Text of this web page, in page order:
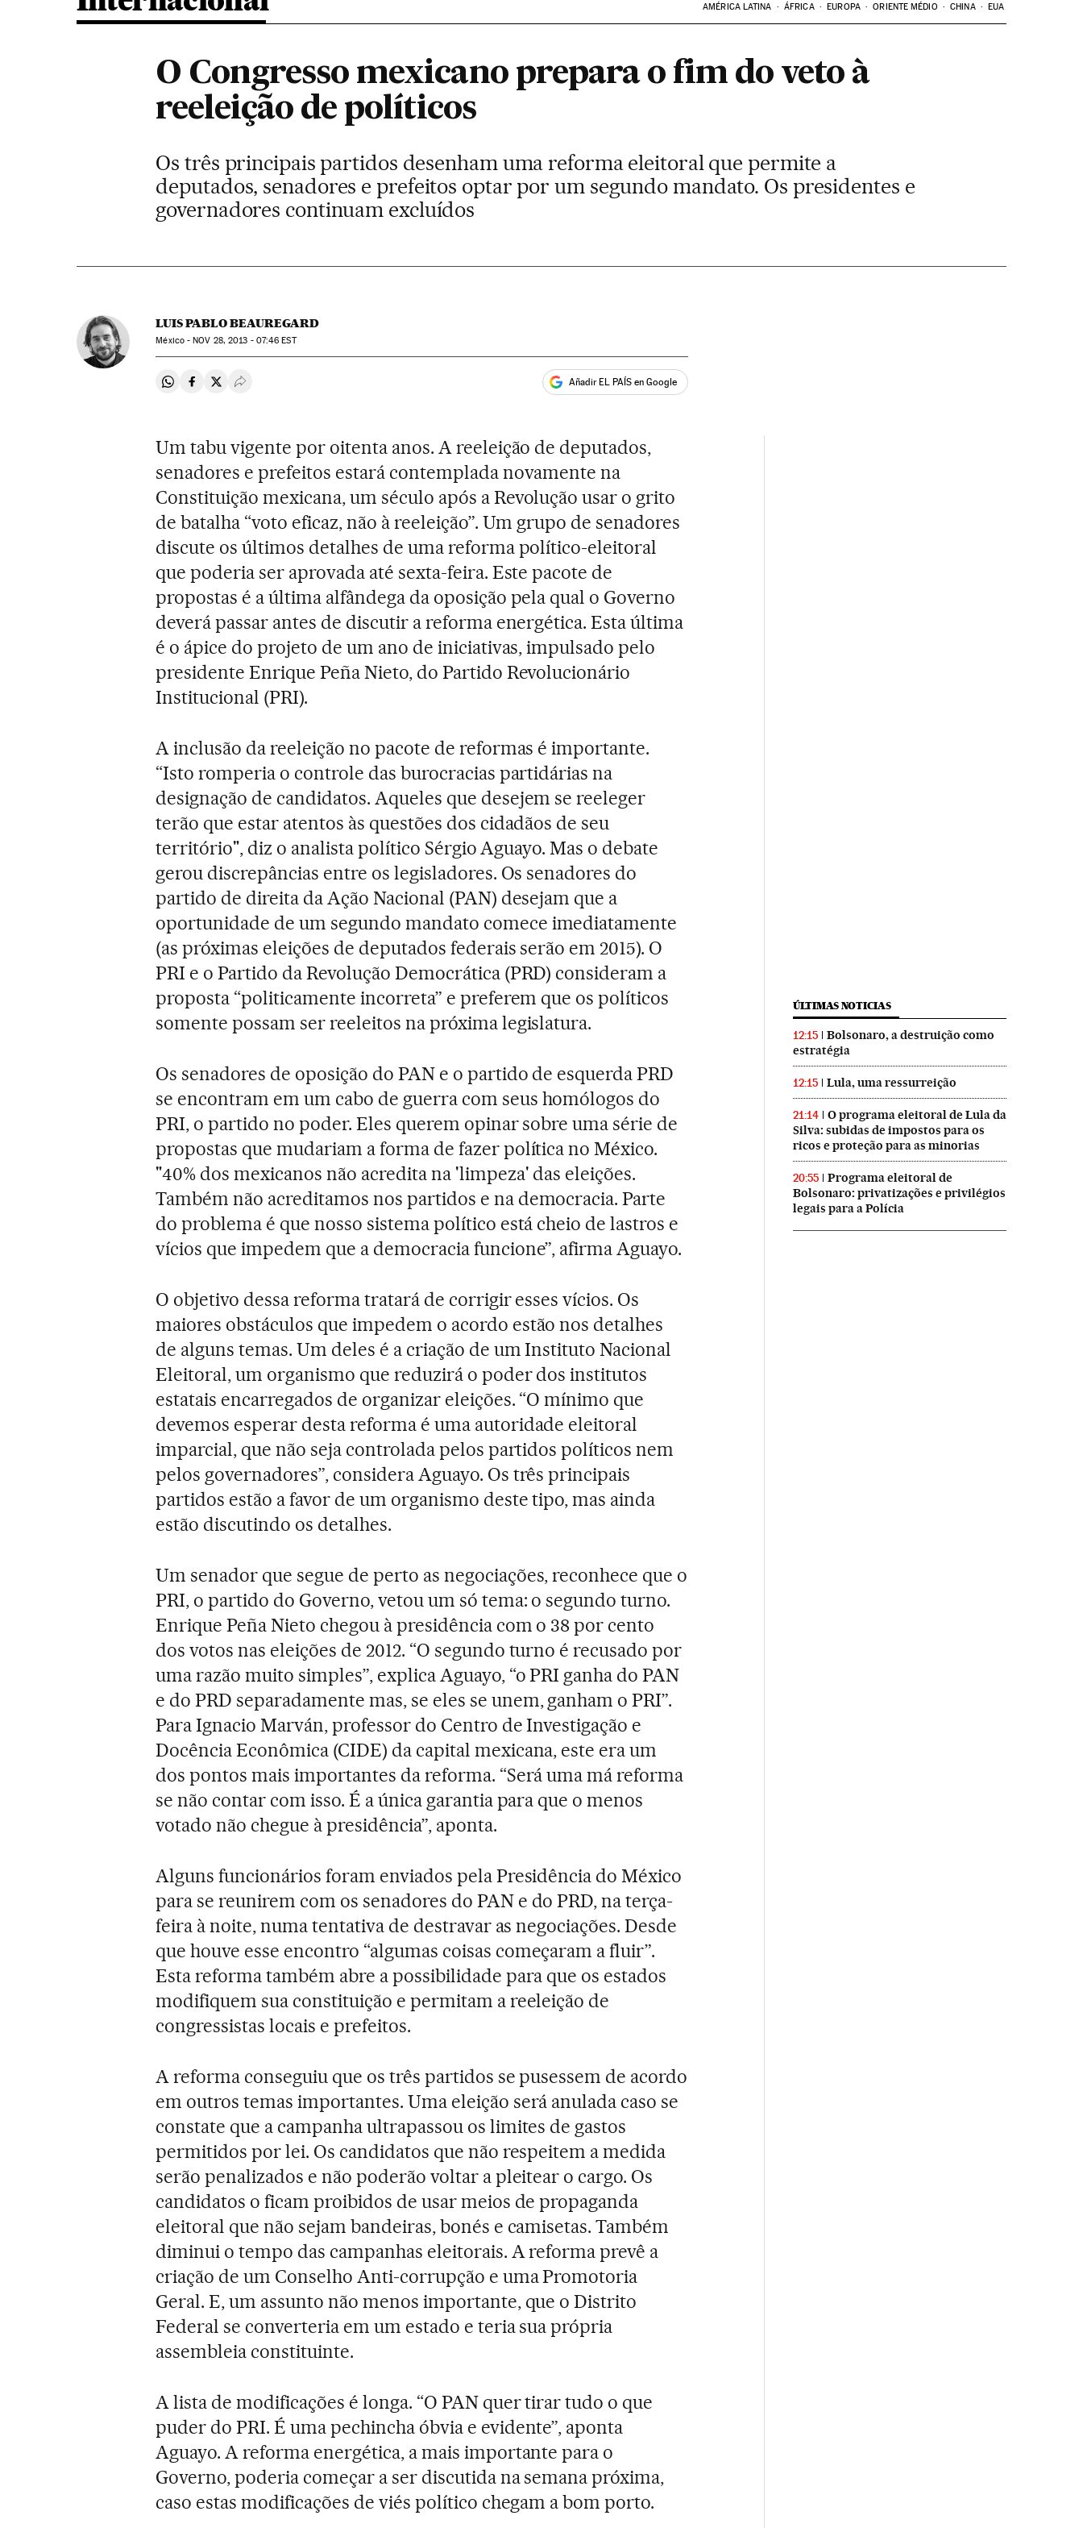
AMÉRICA LATINA ÁFRICA EUROPA ORIENTE MÉDIO CHINA EUA
O Congresso mexicano prepara o fim do veto à
reeleição de políticos
Os três principais partidos desenham uma reforma eleitoral que permite a
deputados, senadores e prefeitos optar por um segundo mandato. Os presidentes e
governadores continuam excluídos
LUIS PABLO BEAUREGARD
México -NOV 28, 2013 - 07:46 EST
Compartir en Whatsapp
Compartir en Facebook
Compartir en Twitter
Desplegar Redes Sociales Añadir EL PAÍS en Google
Um tabu vigente por oitenta anos. A reeleição de deputados,
senadores e prefeitos estará contemplada novamente na
Constituição mexicana, um século após a Revolução usar o grito
de batalha “voto eficaz, não à reeleição”. Um grupo de senadores
discute os últimos detalhes de uma reforma político-eleitoral
que poderia ser aprovada até sexta-feira. Este pacote de
propostas é a última alfândega da oposição pela qual o Governo
deverá passar antes de discutir a reforma energética. Esta última
é o ápice do projeto de um ano de iniciativas, impulsado pelo
presidente Enrique Peña Nieto, do Partido Revolucionário
Institucional (PRI).
A inclusão da reeleição no pacote de reformas é importante.
“Isto romperia o controle das burocracias partidárias na
designação de candidatos. Aqueles que desejem se reeleger
terão que estar atentos às questões dos cidadãos de seu
território", diz o analista político Sérgio Aguayo. Mas o debate
gerou discrepâncias entre os legisladores. Os senadores do
partido de direita da Ação Nacional (PAN) desejam que a
oportunidade de um segundo mandato comece imediatamente
(as próximas eleições de deputados federais serão em 2015). O
PRI e o Partido da Revolução Democrática (PRD) consideram a
proposta “politicamente incorreta” e preferem que os políticos
somente possam ser reeleitos na próxima legislatura.
Os senadores de oposição do PAN e o partido de esquerda PRD
se encontram em um cabo de guerra com seus homólogos do
PRI, o partido no poder. Eles querem opinar sobre uma série de
propostas que mudariam a forma de fazer política no México.
"40% dos mexicanos não acredita na 'limpeza' das eleições.
Também não acreditamos nos partidos e na democracia. Parte
do problema é que nosso sistema político está cheio de lastros e
vícios que impedem que a democracia funcione”, afirma Aguayo.
O objetivo dessa reforma tratará de corrigir esses vícios. Os
maiores obstáculos que impedem o acordo estão nos detalhes
de alguns temas. Um deles é a criação de um Instituto Nacional
Eleitoral, um organismo que reduzirá o poder dos institutos
estatais encarregados de organizar eleições. “O mínimo que
devemos esperar desta reforma é uma autoridade eleitoral
imparcial, que não seja controlada pelos partidos políticos nem
pelos governadores”, considera Aguayo. Os três principais
partidos estão a favor de um organismo deste tipo, mas ainda
estão discutindo os detalhes.
Um senador que segue de perto as negociações, reconhece que o
PRI, o partido do Governo, vetou um só tema: o segundo turno.
Enrique Peña Nieto chegou à presidência com o 38 por cento
dos votos nas eleições de 2012. “O segundo turno é recusado por
uma razão muito simples”, explica Aguayo, “o PRI ganha do PAN
e do PRD separadamente mas, se eles se unem, ganham o PRI”.
Para Ignacio Marván, professor do Centro de Investigação e
Docência Econômica (CIDE) da capital mexicana, este era um
dos pontos mais importantes da reforma. “Será uma má reforma
se não contar com isso. É a única garantia para que o menos
votado não chegue à presidência”, aponta.
Alguns funcionários foram enviados pela Presidência do México
para se reunirem com os senadores do PAN e do PRD, na terça-
feira à noite, numa tentativa de destravar as negociações. Desde
que houve esse encontro “algumas coisas começaram a fluir”.
Esta reforma também abre a possibilidade para que os estados
modifiquem sua constituição e permitam a reeleição de
congressistas locais e prefeitos.
A reforma conseguiu que os três partidos se pusessem de acordo
em outros temas importantes. Uma eleição será anulada caso se
constate que a campanha ultrapassou os limites de gastos
permitidos por lei. Os candidatos que não respeitem a medida
serão penalizados e não poderão voltar a pleitear o cargo. Os
candidatos o ficam proibidos de usar meios de propaganda
eleitoral que não sejam bandeiras, bonés e camisetas. Também
diminui o tempo das campanhas eleitorais. A reforma prevê a
criação de um Conselho Anti-corrupção e uma Promotoria
Geral. E, um assunto não menos importante, que o Distrito
Federal se converteria em um estado e teria sua própria
assembleia constituinte.
A lista de modificações é longa. “O PAN quer tirar tudo o que
puder do PRI. É uma pechincha óbvia e evidente”, aponta
Aguayo. A reforma energética, a mais importante para o
Governo, poderia começar a ser discutida na semana próxima,
caso estas modificações de viés político chegam a bom porto.
ÚLTIMAS NOTICIAS
12:15
Bolsonaro, a destruição como
estratégia
12:15 Lula, uma ressurreição
21:14
O programa eleitoral de Lula da
Silva: subidas de impostos para os
ricos e proteção para as minorias
20:55
Programa eleitoral de
Bolsonaro: privatizações e privilégios
legais para a Polícia